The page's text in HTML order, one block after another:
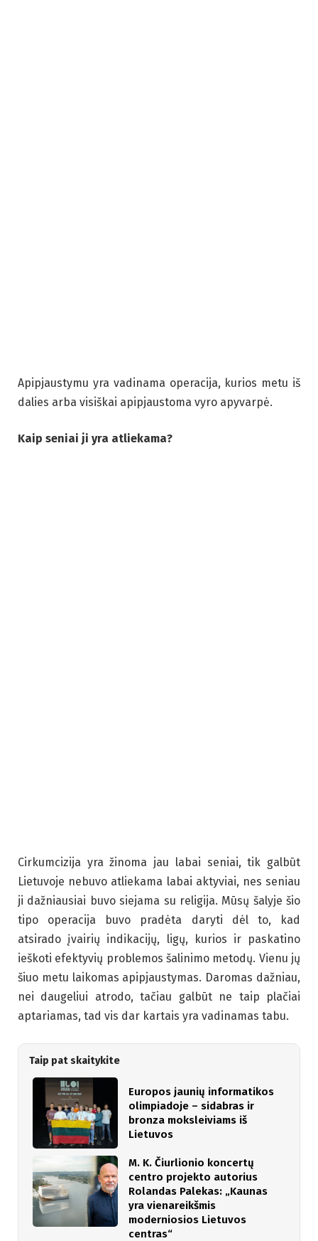
Apipjaustymu yra vadinama operacija, kurios metu iš
dalies arba visiškai apipjaustoma vyro apyvarpė.
Kaip seniai ji yra atliekama?
Cirkumcizija yra žinoma jau labai seniai, tik galbūt
Lietuvoje nebuvo atliekama labai aktyviai, nes seniau
ji dažniausiai buvo siejama su religija. Mūsų šalyje šio
tipo operacija buvo pradėta daryti dėl to, kad
atsirado įvairių indikacijų, ligų, kurios ir paskatino
ieškoti efektyvių problemos šalinimo metodų. Vienu jų
šiuo metu laikomas apipjaustymas. Daromas dažniau,
nei daugeliui atrodo, tačiau galbūt ne taip plačiai
aptariamas, tad vis dar kartais yra vadinamas tabu.
Taip pat skaitykite
Europos jaunių informatikos
olimpiadoje – sidabras ir
bronza moksleiviams iš
Lietuvos
M. K. Čiurlionio koncertų
centro projekto autorius
Rolandas Palekas: „Kaunas
yra vienareikšmis
moderniosios Lietuvos
centras“